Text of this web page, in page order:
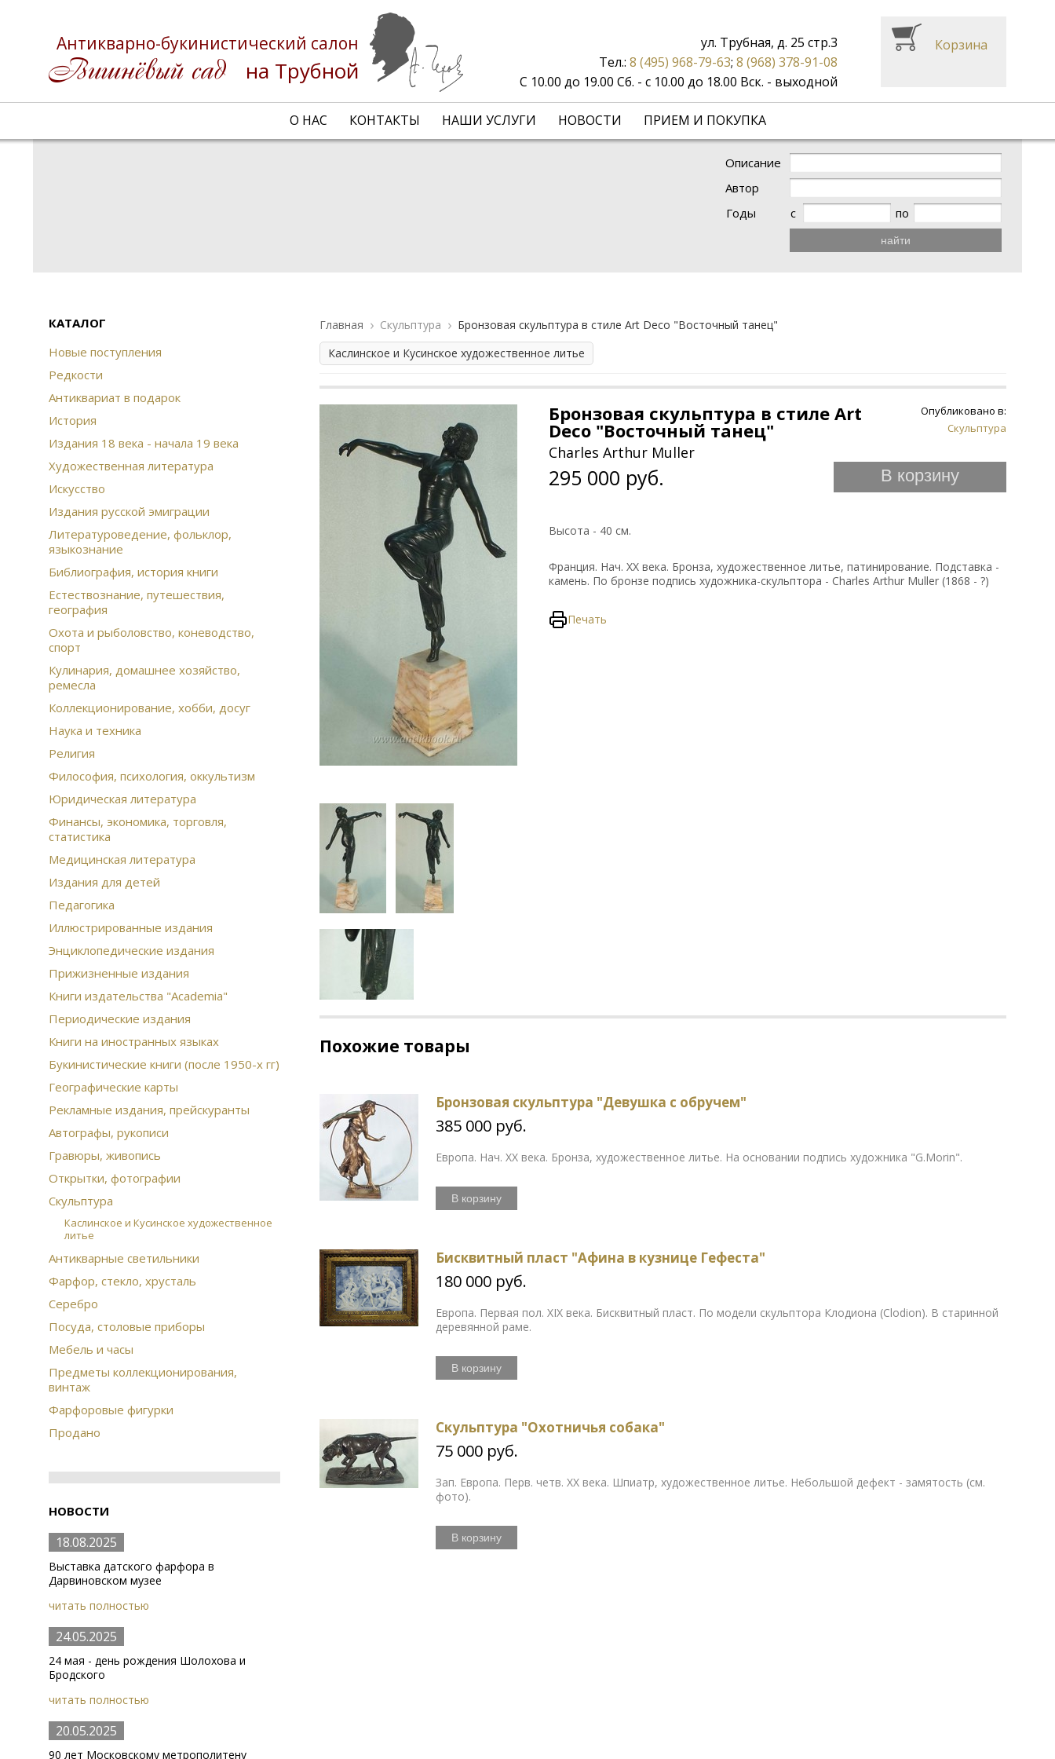
Антикварно-букинистический салон
на Трубной
О НАС КОНТАКТЫ НАШИ УСЛУГИ НОВОСТИ ПРИЕМ И ПОКУПКА
ул. Трубная, д. 25 стр.3
Тел.: 8 (495) 968-79-63; 8 (968) 378-91-08
С 10.00 до 19.00 Сб. - с 10.00 до 18.00 Вск. - выходной
Корзина
Описание
Автор
Годы
с по
найти
КАТАЛОГ
Новые поступления
Редкости
Антиквариат в подарок
История
Издания 18 века - начала 19 века
Художественная литература
Искусство
Издания русской эмиграции
Литературоведение, фольклор,
языкознание
Библиография, история книги
Естествознание, путешествия,
география
Охота и рыболовство, коневодство,
спорт
Кулинария, домашнее хозяйство,
ремесла
Коллекционирование, хобби, досуг
Наука и техника
Религия
Философия, психология, оккультизм
Юридическая литература
Финансы, экономика, торговля,
статистика
Медицинская литература
Издания для детей
Педагогика
Иллюстрированные издания
Энциклопедические издания
Прижизненные издания
Книги издательства "Academia"
Периодические издания
Книги на иностранных языках
Букинистические книги (после 1950-х гг)
Географические карты
Рекламные издания, прейскуранты
Автографы, рукописи
Гравюры, живопись
Открытки, фотографии
Скульптура
Каслинское и Кусинское художественное
литье
Антикварные светильники
Фарфор, стекло, хрусталь
Серебро
Посуда, столовые приборы
Мебель и часы
Предметы коллекционирования,
винтаж
Фарфоровые фигурки
Продано
НОВОСТИ
18.08.2025
Выставка датского фарфора в
Дарвиновском музее
читать полностью
24.05.2025
24 мая - день рождения Шолохова и
Бродского
читать полностью
20.05.2025
90 лет Московскому метрополитену
Главная Скульптура
Бронзовая скульптура в стиле Art Deco "Восточный танец"
Каслинское и Кусинское художественное литье
Опубликовано в:
Скульптура
Бронзовая скульптура в стиле Art
Deco "Восточный танец"
Charles Arthur Muller
295 000 руб. В корзину
Высота - 40 см.
Франция. Нач. ХХ века. Бронза, художественное литье, патинирование. Подставка -
камень. По бронзе подпись художника-скульптора - Charles Arthur Muller (1868 - ?)
Печать
Похожие товары
Бронзовая скульптура "Девушка с обручем"
385 000 руб.
Европа. Нач. ХХ века. Бронза, художественное литье. На основании подпись художника "G.Morin".
В корзину
Бисквитный пласт "Афина в кузнице Гефеста"
180 000 руб.
Европа. Первая пол. XIX века. Бисквитный пласт. По модели скульптора Клодиона (Clodion). В старинной
деревянной раме.
В корзину
Скульптура "Охотничья собака"
75 000 руб.
Зап. Европа. Перв. четв. ХХ века. Шпиатр, художественное литье. Небольшой дефект - замятость (см.
фото).
В корзину